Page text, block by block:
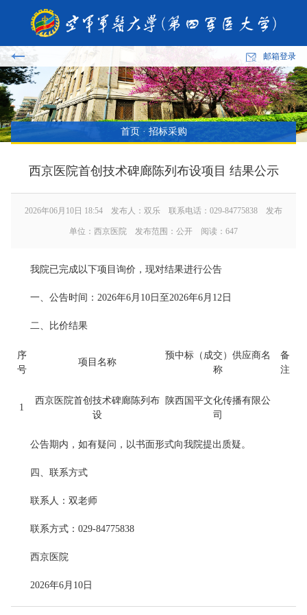
邮箱登录
首页 · 招标采购
西京医院首创技术碑廊陈列布设项目 结果公示
2026年06月10日 18:54 发布人：双乐 联系电话：029-84775838 发布
单位：西京医院 发布范围：公开 阅读： 647
我院已完成以下项目询价，现对结果进行公告
一、公告时间：2026年6月10日至2026年6月12日
二、比价结果
序
号
项目名称
预中标（成交）供应商名
称
备
注
1
西京医院首创技术碑廊陈列布
设
陕西国平文化传播有限公
司
公告期内，如有疑问，以书面形式向我院提出质疑。
四、联系方式
联系人：双老师
联系方式：029-84775838
西京医院
2026年6月10日